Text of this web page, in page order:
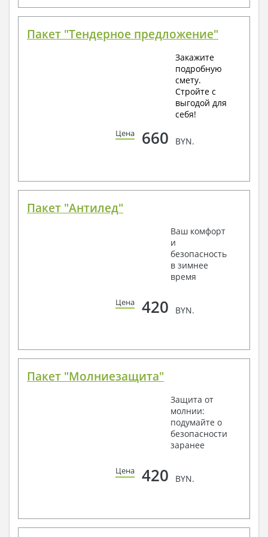
Пакет "Тендерное предложение"
Закажите
подробную
смету.
Стройте с
выгодой для
себя!
Цена 660 BYN.
Пакет "Антилед"
Ваш комфорт
и
безопасность
в зимнее
время
Цена 420 BYN.
Пакет "Молниезащита"
Защита от
молнии:
подумайте о
безопасности
заранее
Цена 420 BYN.